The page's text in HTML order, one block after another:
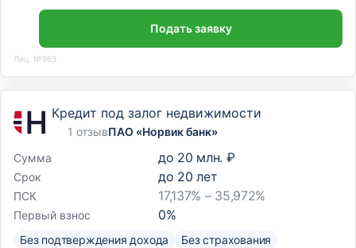
Подать заявку
Лиц. №963
Кредит под залог недвижимости
1 отзывПАО «Норвик банк»
Сумма
до 20 млн. ₽
Срок до 20 лет
ПСК 17,137% – 35,972%
Первый взнос 0%
Без подтверждения дохода Без страхования